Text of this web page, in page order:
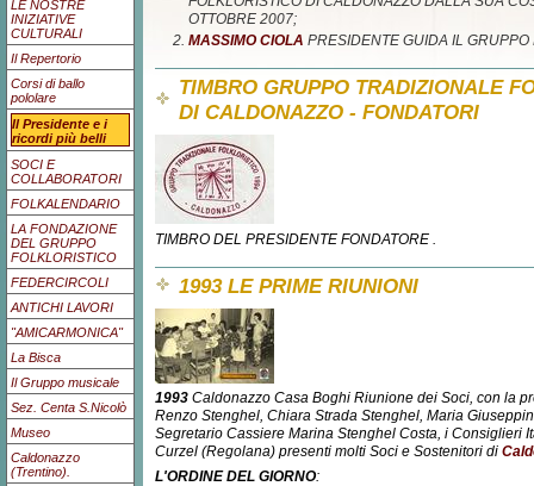
LE NOSTRE
INIZIATIVE
CULTURALI
Il Repertorio
Corsi di ballo
pololare
Il Presidente e i
ricordi più belli
SOCI E
COLLABORATORI
FOLKALENDARIO
LA FONDAZIONE
DEL GRUPPO
FOLKLORISTICO
FEDERCIRCOLI
ANTICHI LAVORI
"AMICARMONICA"
La Bisca
Il Gruppo musicale
Sez. Centa S.Nicolò
Museo
Caldonazzo
(Trentino).
OTTOBRE 2007;
MASSIMO CIOLA PRESIDENTE GUIDA IL
TIMBRO GRUPPO TRADIZIONALE
DI CALDONAZZO - FONDATORI
TIMBRO DEL PRESIDENTE FONDATORE .
1993 LE PRIME RIUNIONI
1993 Caldonazzo Casa Boghi Riunione dei Soci, con la
Renzo Stenghel, Chiara Strada Stenghel, Maria
Segretario Cassiere Marina Stenghel Costa, i Consiglieri
Curzel (Regolana) presenti molti Soci e Sostenitori di
L'ORDINE DEL GIORNO: